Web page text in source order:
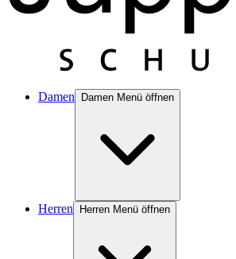
Damen Damen Menü öffnen
Herren Herren Menü öffnen